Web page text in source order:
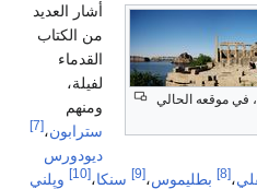
في موقعه الحالي
أشار العديد
من الكتاب
القدماء
لفيلة،
ومنهم
سترابون،[7]
ديودورس
،[8] بطليموس،[9] سنكا،[10]
وپلني